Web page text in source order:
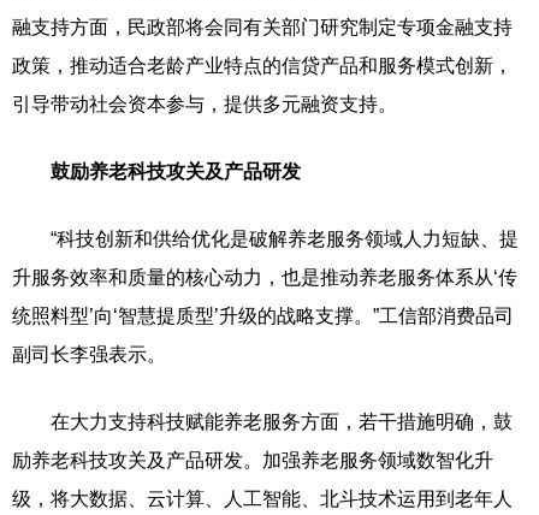
融支持方面，民政部将会同有关部门研究制定专项金融支持
政策，推动适合老龄产业特点的信贷产品和服务模式创新，
引导带动社会资本参与，提供多元融资支持。
鼓励养老科技攻关及产品研发
“科技创新和供给优化是破解养老服务领域人力短缺、提
升服务效率和质量的核心动力，也是推动养老服务体系从‘传
统照料型’向‘智慧提质型’升级的战略支撑。”工信部消费品司
副司长李强表示。
在大力支持科技赋能养老服务方面，若干措施明确，鼓
励养老科技攻关及产品研发。加强养老服务领域数智化升
级，将大数据、云计算、人工智能、北斗技术运用到老年人